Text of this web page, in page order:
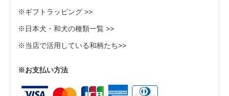
※ギフトラッピング >>
※日本犬・和犬の種類一覧 >>
※当店で活用している和柄たち>>
※お支払い方法